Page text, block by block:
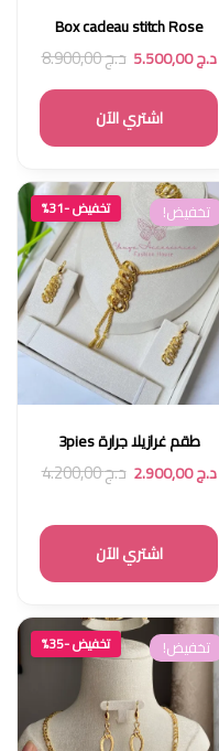
Box cadeau stitch Rose
د.ج5.500,00 د.ج8.900,00
اشتري الآن
تخفيض! تخفيض -31%
طقم غرازيلا جرارة 3pies
د.ج2.900,00 د.ج4.200,00
اشتري الآن
تخفيض! تخفيض -35%